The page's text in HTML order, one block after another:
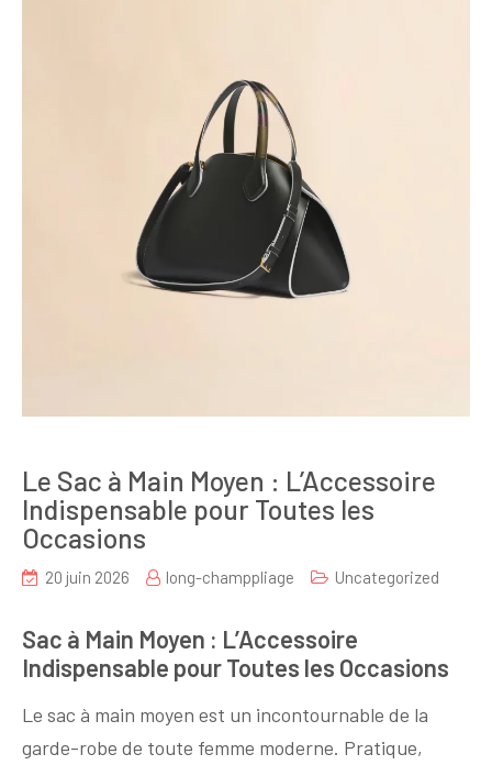
Le Sac à Main Moyen : L’Accessoire
Indispensable pour Toutes les
Occasions
20 juin 2026 long-champpliage Uncategorized
Sac à Main Moyen : L’Accessoire
Indispensable pour Toutes les Occasions
Le sac à main moyen est un incontournable de la
garde-robe de toute femme moderne. Pratique,